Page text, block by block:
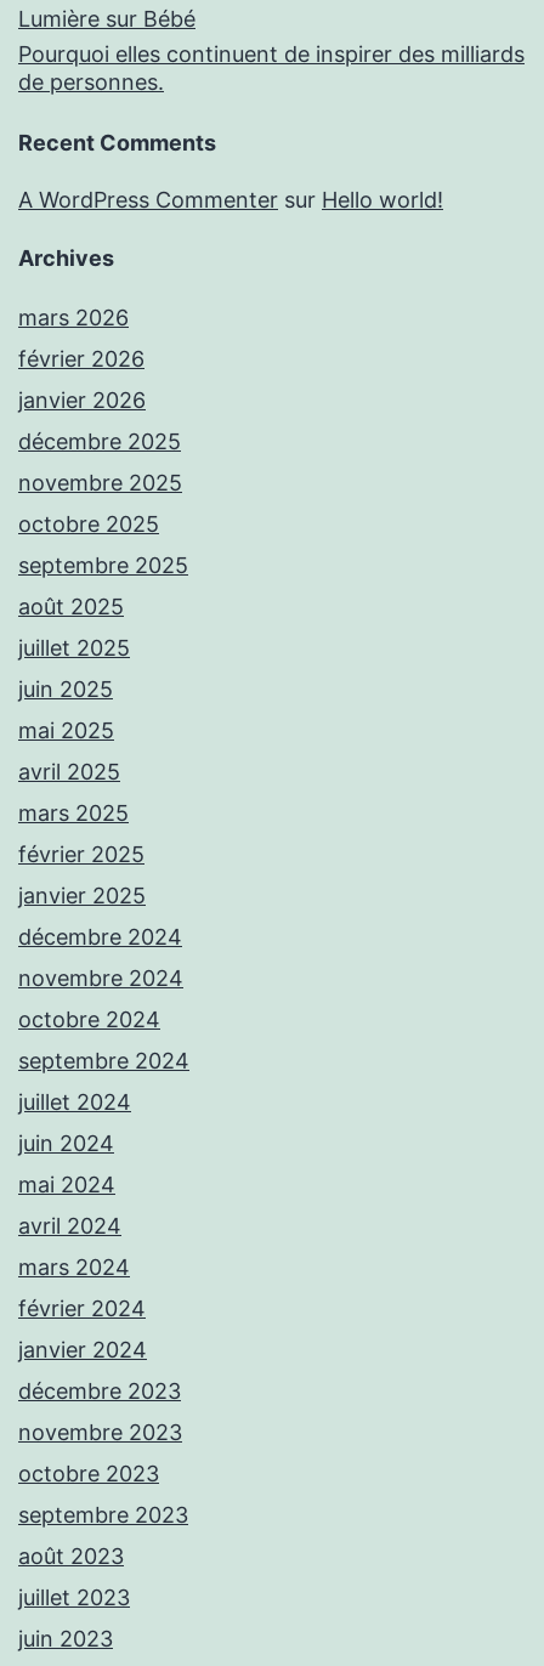
Lumière sur Bébé
Pourquoi elles continuent de inspirer des milliards
de personnes.
Recent Comments
A WordPress Commenter sur Hello world!
Archives
mars 2026
février 2026
janvier 2026
décembre 2025
novembre 2025
octobre 2025
septembre 2025
août 2025
juillet 2025
juin 2025
mai 2025
avril 2025
mars 2025
février 2025
janvier 2025
décembre 2024
novembre 2024
octobre 2024
septembre 2024
juillet 2024
juin 2024
mai 2024
avril 2024
mars 2024
février 2024
janvier 2024
décembre 2023
novembre 2023
octobre 2023
septembre 2023
août 2023
juillet 2023
juin 2023